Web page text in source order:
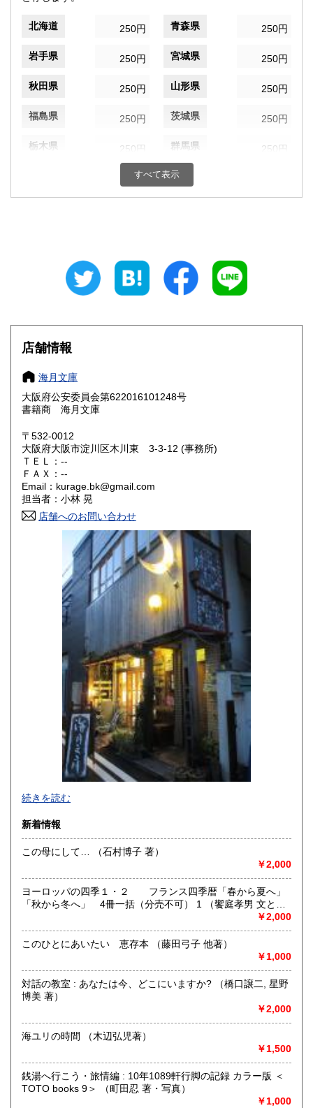
北海道 250円 青森県 250円
岩手県 250円 宮城県 250円
秋田県 250円 山形県 250円
福島県 250円 茨城県 250円
栃木県 250円 群馬県 250円
250円 千葉県
250円 福井県
250円 長野県
岐阜県 250円 静岡県 250円
愛知県
滋賀県
大阪府
奈良県 250円 和歌山県
鳥取県
岡山県
250円 徳島県
250円 愛媛県
250円 福岡県
長崎県
250円 大分県
250円 鹿児島県
250円
すべて表示
店舗情報
海月文庫
大阪府公安委員会第622016101248号
書籍商 海月文庫
〒532-0012
大阪府大阪市淀川区木川東 3-3-12 (事務所)
ＴＥＬ：--
ＦＡＸ：--
Email：kurage.bk@gmail.com
担当者：小林 晃
店舗へのお問い合わせ
沿線名：-
最寄駅：-
営業時間：事務所(無店舗)、事務所併設のギャラリーのみ不
定期OPEN
定休日：古本屋として店舗営業はしていません。
書籍の買取について
https://www.kuragebunko.com/
にお問合せ下さい。
取り扱い分野
哲学宗教、歴史、美術工芸、近代文献、趣味、古書一般（そ
続きを読む
新着情報
この母にして… （石村博子 著）
￥2,000
ヨーロッパの四季１・２ フランス四季暦「春から夏へ」
「秋から冬へ」 4冊一括（分売不可） 1 （饗庭孝男 文と写
￥2,000
このひとにあいたい 恵存本 （藤田弓子 他著）
￥1,000
対話の教室 : あなたは今、どこにいますか? （橋口譲二, 星野
博美 著）
￥2,000
海ユリの時間 （木辺弘児著）
￥1,500
銭湯へ行こう・旅情編 : 10年1089軒行脚の記録 カラー版 ＜
TOTO books 9＞ （町田忍 著・写真）
￥1,000